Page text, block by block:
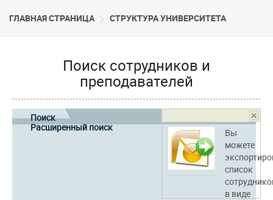
ГЛАВНАЯ СТРАНИЦА CТРУКТУРА УНИВЕРСИТЕТА
Поиск сотрудников и
преподавателей
Вы
можете
список
в виде
Поиск
Расширенный поиск